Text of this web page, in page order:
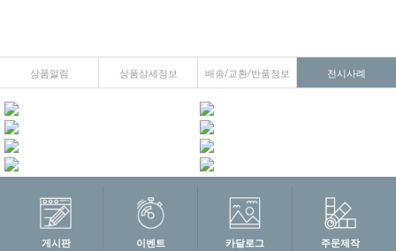
상품알림 상품상세정보 배송/교환/반품정보 전시사례
게시판 이벤트 카달로그 주문제작